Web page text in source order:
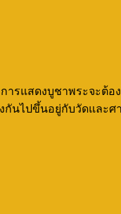
แสดงบูชาพระจะต้อ
นไปขึ้นอยู่กับวัดและ